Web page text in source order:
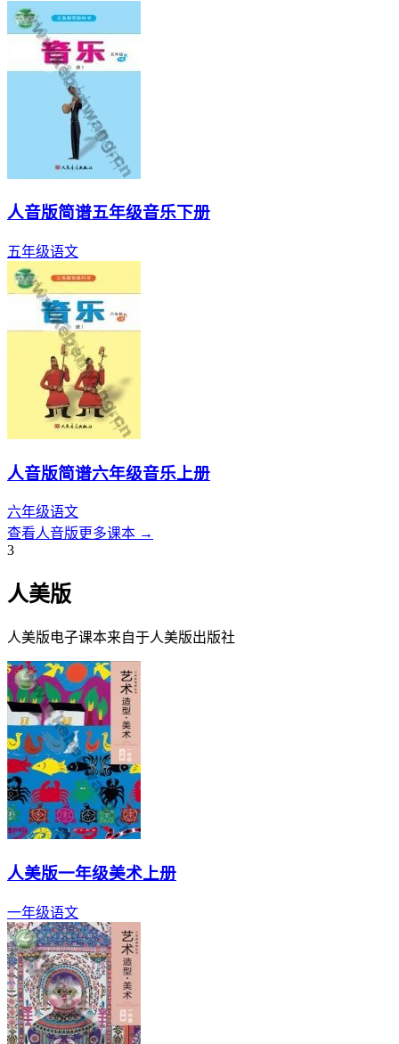
人音版简谱五年级音乐下册
五年级语文
人音版简谱六年级音乐上册
六年级语文
查看人音版更多课本 →
3
人美版
人美版电子课本来自于人美版出版社
人美版一年级美术上册
一年级语文